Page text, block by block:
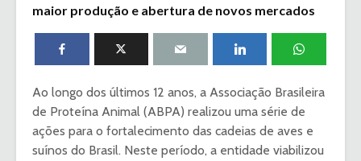
maior produção e abertura de novos mercados
Ao longo dos últimos 12 anos, a Associação Brasileira
de Proteína Animal (ABPA) realizou uma série de
ações para o fortalecimento das cadeias de aves e
suínos do Brasil. Neste período, a entidade viabilizou